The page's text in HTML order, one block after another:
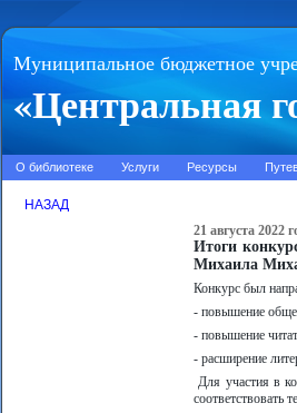
Муниципальное бюджетное
«Центральная
О библиотеке Услуги Ресурсы
НАЗАД
21 августа 2022
Итоги
Михаила
Конкурс был
- повышение
- повышение
- расширение
Для участия в
соответствовать